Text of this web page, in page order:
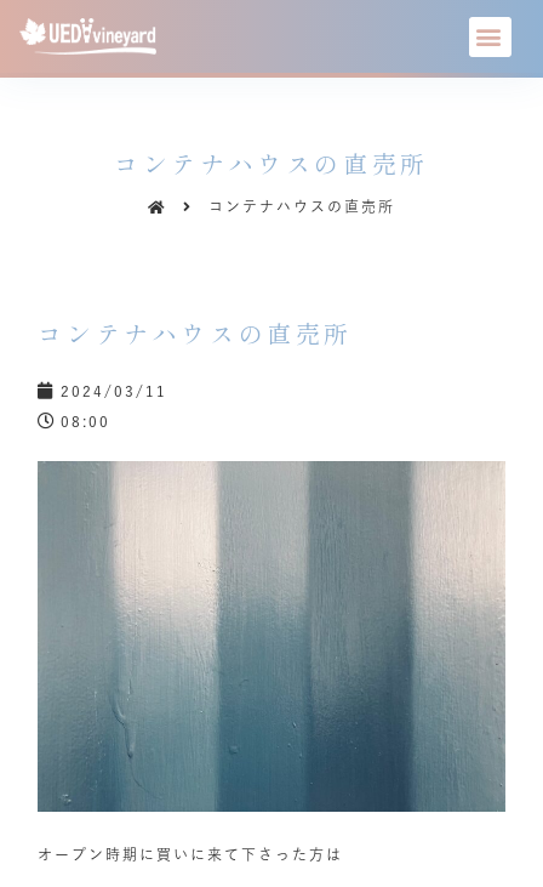
コンテナハウスの直売所
コンテナハウスの直売所
コンテナハウスの直売所
2024/03/11
08:00
オープン時期に買いに来て下さった方は